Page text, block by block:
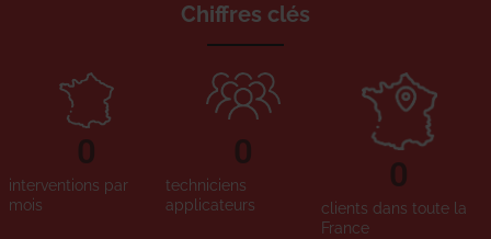
Chiffres clés
interventions par
mois
0
techniciens
applicateurs
0
clients dans toute la
France
0